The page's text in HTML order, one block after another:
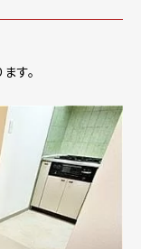
す。